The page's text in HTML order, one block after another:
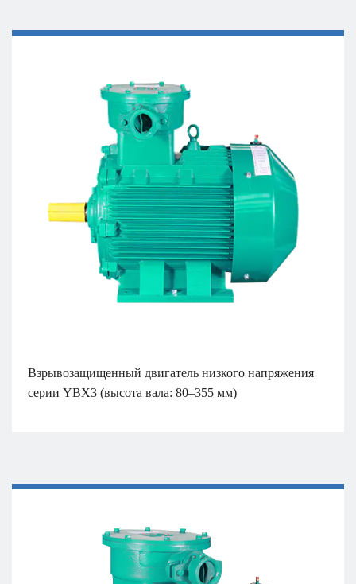
Взрывозащищенный двигатель низкого напряжения
серии YBX3 (высота вала: 80–355 мм)